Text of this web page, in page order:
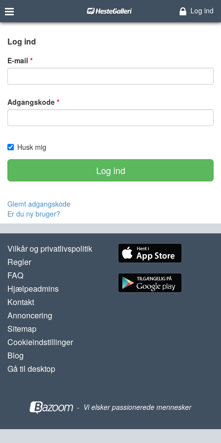
Log ind
Log ind
E-mail
Adgangskode
Husk mig
Log ind
Glemt adgangskode
Er du ny bruger?
Vilkår og privatlivspolitik
Regler
FAQ
Hjælpeadmins
Kontakt
Annoncering
Sitemap
Cookieindstillinger
Blog
Gå til desktop
- Vi elsker passionerede mennesker